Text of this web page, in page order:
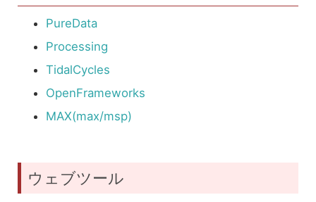
PureData
Processing
TidalCycles
OpenFrameworks
MAX(max/msp)
ウェブツール